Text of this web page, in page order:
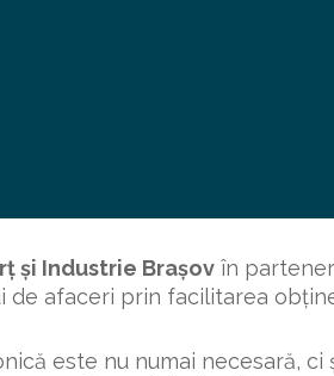
și Industrie Brașov în
de afaceri prin facilitarea
este nu numai necesară,